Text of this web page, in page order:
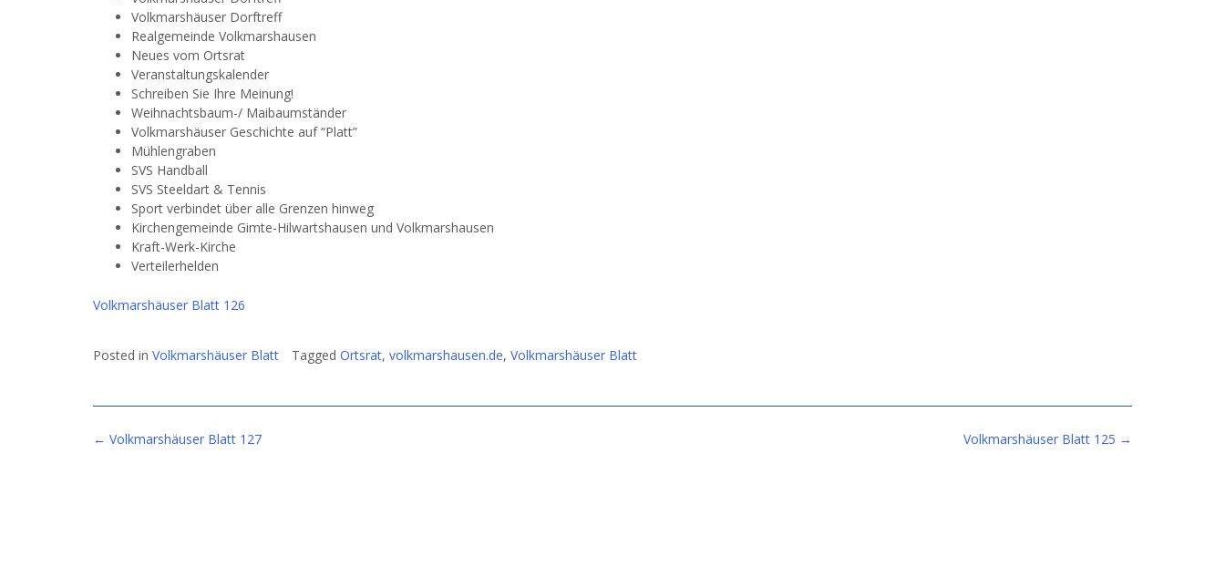
Volkmarshäuser Dorftreff
Realgemeinde Volkmarshausen
Neues vom Ortsrat
Veranstaltungskalender
Schreiben Sie Ihre Meinung!
Weihnachtsbaum-/ Maibaumständer
Volkmarshäuser Geschichte auf “Platt”
Mühlengraben
SVS Handball
SVS Steeldart & Tennis
Sport verbindet über alle Grenzen hinweg
Kirchengemeinde Gimte-Hilwartshausen und Volkmarshausen
Kraft-Werk-Kirche
Verteilerhelden
Volkmarshäuser Blatt 126
Posted in Volkmarshäuser Blatt Tagged Ortsrat, volkmarshausen.de, Volkmarshäuser Blatt
Post
Volkmarshäuser Blatt 125 →
← Volkmarshäuser Blatt 127